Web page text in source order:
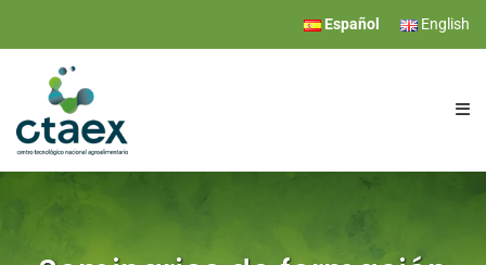
Español English
CTAEX
INVESTIGACIÓN